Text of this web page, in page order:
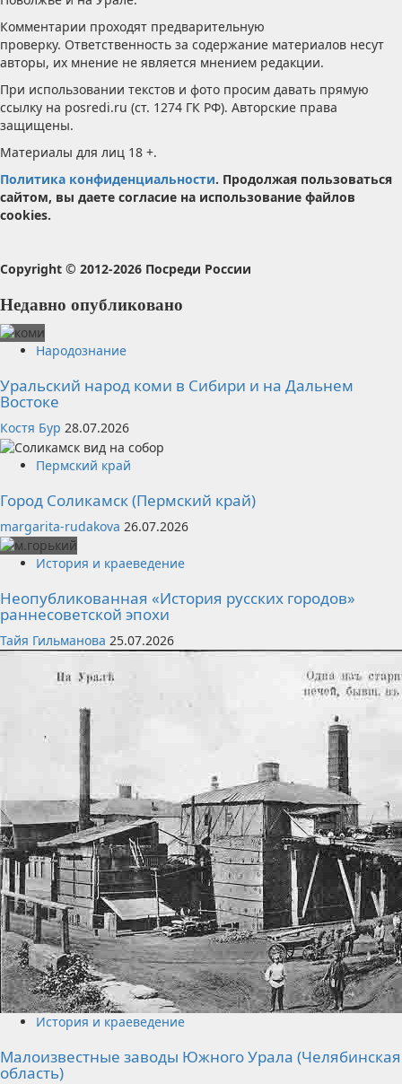
Комментарии проходят предварительную
проверку. Ответственность за содержание материалов несут
авторы, их мнение не является мнением редакции.
При использовании текстов и фото просим давать прямую
ссылку на posredi.ru (ст. 1274 ГК РФ). Авторские права
защищены.
Материалы для лиц 18 +.
Политика конфиденциальности. Продолжая пользоваться
сайтом, вы даете согласие на использование файлов
cookies.
Copyright © 2012-2026 Посреди России
Недавно опубликовано
Народознание
Уральский народ коми в Сибири и на Дальнем
Востоке
Костя Бур 28.07.2026
Пермский край
Город Соликамск (Пермский край)
margarita-rudakova 26.07.2026
История и краеведение
Неопубликованная «История русских городов»
раннесоветской эпохи
Тайя Гильманова 25.07.2026
История и краеведение
Малоизвестные заводы Южного Урала (Челябинская
область)